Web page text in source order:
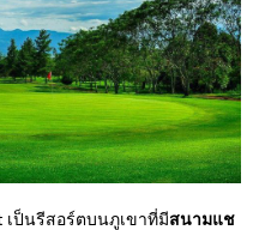
เป็นรีสอร์ตบนภูเขาที่มีสนามแช